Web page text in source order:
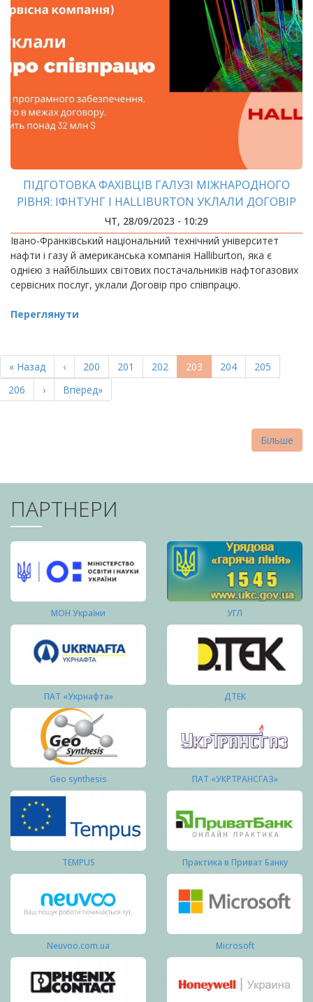
ПІДГОТОВКА ФАХІВЦІВ ГАЛУЗІ МІЖНАРОДНОГО
РІВНЯ: ІФНТУНГ І HALLIBURTON УКЛАЛИ ДОГОВІР
ПРО СПІВПРАЦЮ
ЧТ, 28/09/2023 - 10:29
Івано-Франківський національний технічний університет
нафти і газу й американська компанія Halliburton, яка є
однією з найбільших світових постачальників нафтогазових
сервісних послуг, уклали Договір про співпрацю.
Переглянути
НА
СТОРІНКИ
Перша
сторінка
« Назад
Попередня
сторінка
‹ Page
200 Page
201 Page
202
Поточна
сторінка
203 Page
204 Page
205
Page
206
Наступна
сторінка
›
Остання
сторінка
Вперед»
Більше
ПАРТНЕРИ
МОН України УГЛ
ПАТ «Укрнафта» ДТЕК
Geo synthesis ПАТ «УКРТРАНСГАЗ»
TEMPUS Практика в Приват Банку
Neuvoo.com.ua Microsoft